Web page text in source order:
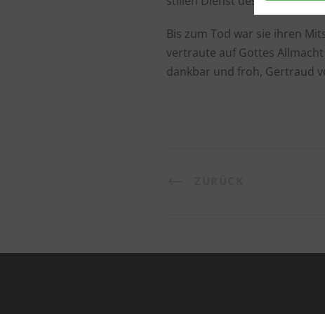
Bis zum Tod war sie ihren
vertraute auf Gottes
dankbar und froh, Gertraud